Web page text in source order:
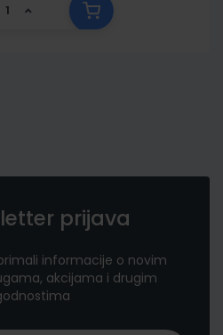
prijava
informacije o novim
akcijama i drugim